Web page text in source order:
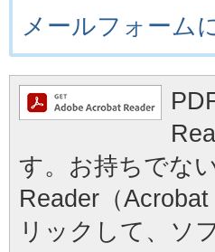
メールフォーム
す。お持ちでな
Reader（
リックして、ソ